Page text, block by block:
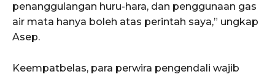
penanggulangan huru-hara, dan penggunaan gas
air mata hanya boleh atas perintah saya,” ungkap
Asep.
Keempatbelas, para perwira pengendali wajib